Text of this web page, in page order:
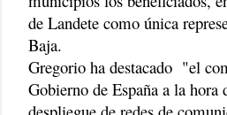
de Landete como única
Baja.
Gregorio ha destacado "el
Gobierno de España a la hora